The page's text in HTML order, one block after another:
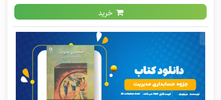
خرید